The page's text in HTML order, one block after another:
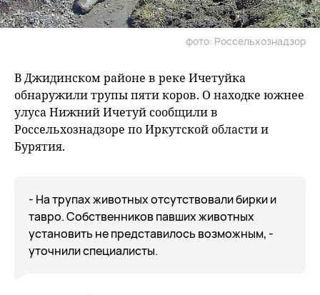
фото: Россельхознадзор
В Джидинском районе в реке Ичетуйка
обнаружили трупы пяти коров. О находке южнее
улуса Нижний Ичетуй сообщили в
Россельхознадзоре по Иркутской области и
Бурятия.
- На трупах животных отсутствовали бирки и
тавро. Собственников павших животных
установить не представилось возможным, -
уточнили специалисты.